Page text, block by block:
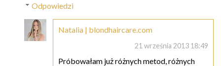
Odpowiedzi
Natalia | blondhaircare.com
21 września 2013 18:49
Próbowałam już różnych metod, różnych